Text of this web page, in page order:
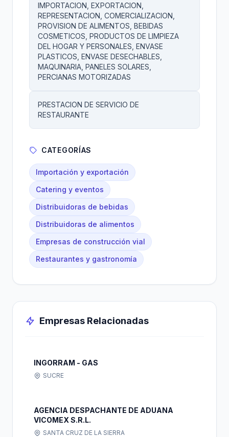
IMPORTACION, EXPORTACION,
REPRESENTACION, COMERCIALIZACION,
PROVISION DE ALIMENTOS, BEBIDAS
COSMETICOS, PRODUCTOS DE LIMPIEZA
DEL HOGAR Y PERSONALES, ENVASE
PLASTICOS, ENVASE DESECHABLES,
MAQUINARIA, PANELES SOLARES,
PERCIANAS MOTORIZADAS
PRESTACION DE SERVICIO DE
RESTAURANTE
CATEGORÍAS
Importación y exportación
Catering y eventos
Distribuidoras de bebidas
Distribuidoras de alimentos
Empresas de construcción vial
Restaurantes y gastronomía
Empresas Relacionadas
INGORRAM - GAS
SUCRE
AGENCIA DESPACHANTE DE ADUANA
VICOMEX S.R.L.
SANTA CRUZ DE LA SIERRA